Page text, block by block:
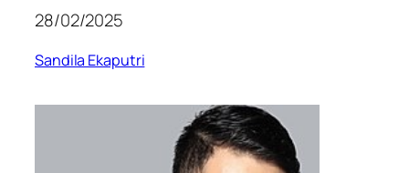
28/02/2025
Sandila Ekaputri